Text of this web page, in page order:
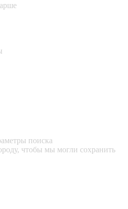
поиска
чтобы мы могли сохранить